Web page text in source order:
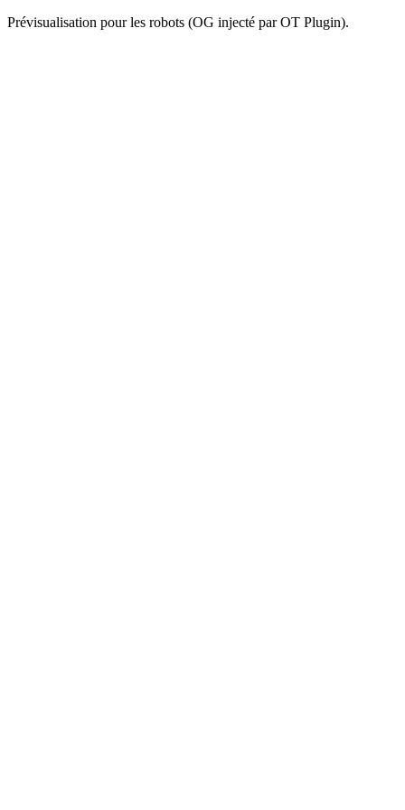
Prévisualisation pour les robots (OG injecté par OT Plugin).